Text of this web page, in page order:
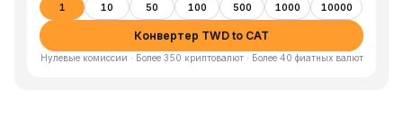
1 10 50 100 500 1000 10000
Конвертер TWD to CAT
Нулевые комиссии · Более 350 криптовалют · Более 40 фиатных валют